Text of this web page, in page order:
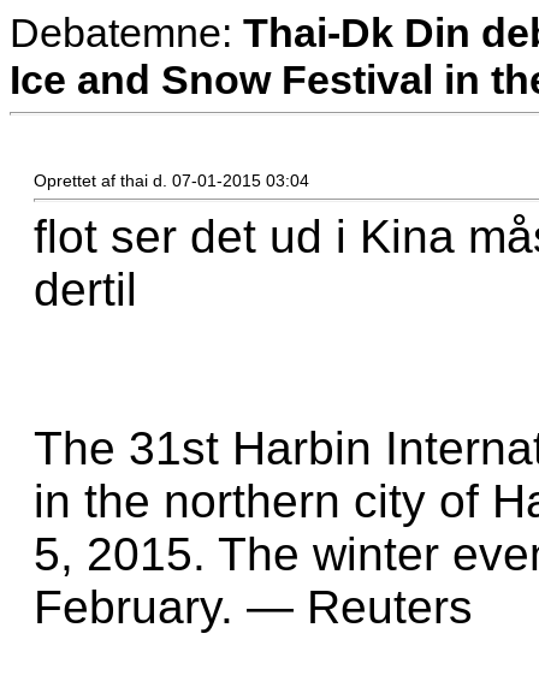
Debatemne: Thai-Dk Din
Ice and Snow Festival in
Oprettet af thai d. 07-01-2015 03:04
flot ser det ud i Kina
dertil
The 31st Harbin
in the northern city of
5, 2015. The winter
February. — Reuters